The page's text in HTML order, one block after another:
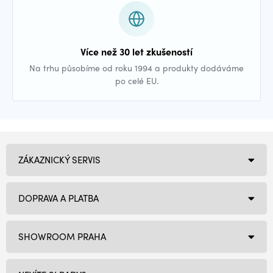
Více než 30 let zkušeností
Na trhu působíme od roku 1994 a produkty dodáváme
po celé EU.
SHOWROOM PRAHA
ZÁKAZNICKÝ SERVIS
DOPRAVA A PLATBA